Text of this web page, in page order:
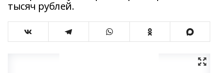
тысяч рублей.